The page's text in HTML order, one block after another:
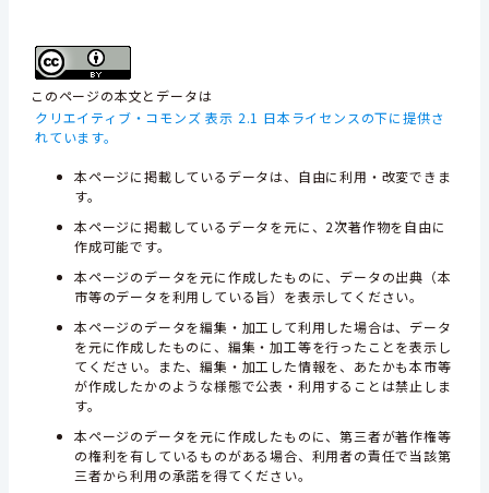
このページの本文とデータは
クリエイティブ・コモンズ 表示 2.1 日本ライセンスの下に提供さ
れています。
本ページに掲載しているデータは、自由に利用・改変できま
す。
本ページに掲載しているデータを元に、2次著作物を自由に
作成可能です。
本ページのデータを元に作成したものに、データの出典（本
市等のデータを利用している旨）を表示してください。
本ページのデータを編集・加工して利用した場合は、データ
を元に作成したものに、編集・加工等を行ったことを表示し
てください。また、編集・加工した情報を、あたかも本市等
が作成したかのような様態で公表・利用することは禁止しま
す。
本ページのデータを元に作成したものに、第三者が著作権等
の権利を有しているものがある場合、利用者の責任で当該第
三者から利用の承諾を得てください。